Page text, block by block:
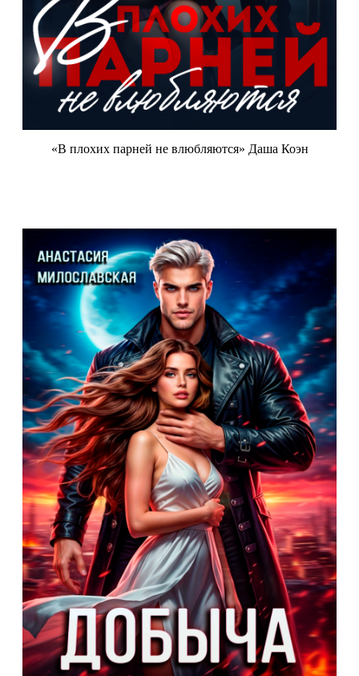
«В плохих парней не влюбляются» Даша Коэн